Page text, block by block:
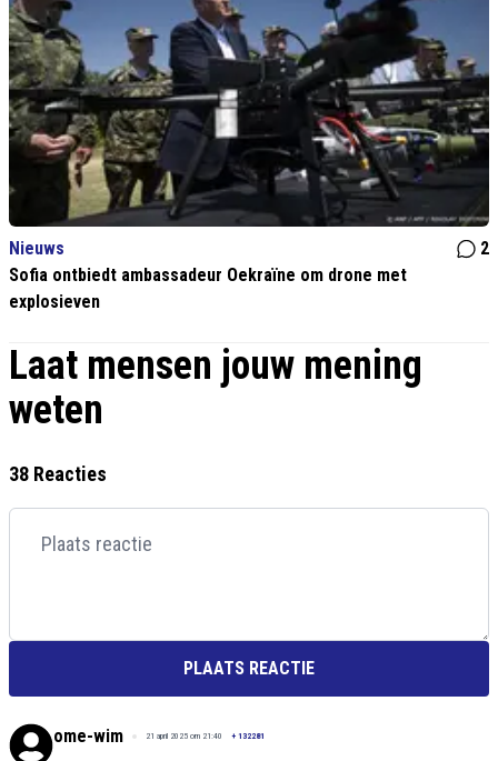
Nieuws
2
Sofia ontbiedt ambassadeur Oekraïne om drone met
explosieven
Laat mensen jouw mening
weten
38 Reacties
PLAATS REACTIE
ome-wim 21 april 2025 om 21:40 + 132281